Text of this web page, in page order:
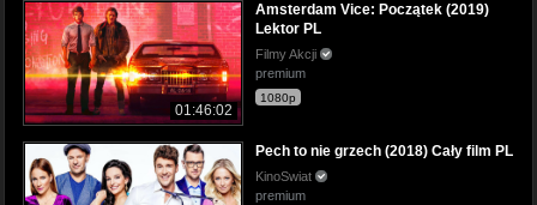
01:46:02
Amsterdam Vice: Początek (2019)
Lektor PL
Filmy Akcji
premium
1080p
Pech to nie grzech (2018) Cały film PL
KinoSwiat
premium